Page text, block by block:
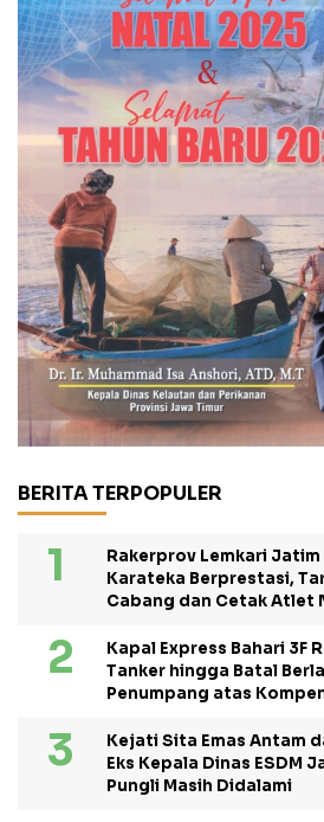
BERITA TERPOPULER
Rakerprov Lemkari
Karateka Berprestasi,
Cabang dan Cetak Atlet
Kapal Express Bahari 3F
Tanker hingga Batal
Penumpang atas
Kejati Sita Emas Antam
Eks Kepala Dinas ESDM
Pungli Masih Didalami